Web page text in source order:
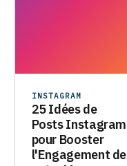
INSTAGRAM
25 Idées de
Posts Instagram
pour Booster
l'Engagement de